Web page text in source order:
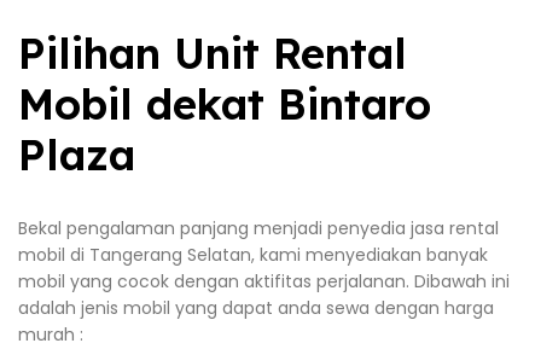
Pilihan Unit Rental
Mobil dekat Bintaro
Plaza
Bekal pengalaman panjang menjadi penyedia jasa rental
mobil di Tangerang Selatan, kami menyediakan banyak
mobil yang cocok dengan aktifitas perjalanan. Dibawah ini
adalah jenis mobil yang dapat anda sewa dengan harga
murah :